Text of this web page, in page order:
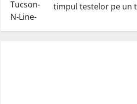
timpul testelor pe un